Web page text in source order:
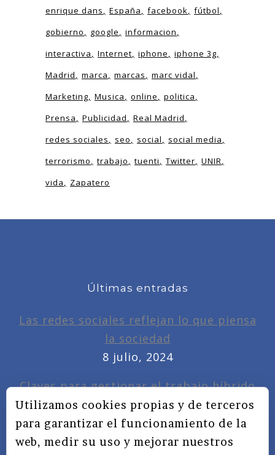
enrique dans
España facebook
fútbol
gobierno
google
informacion
interactiva
Internet iphone
iphone 3g
Madrid
marca marcas
marc vidal
Marketing
Musica online
politica
Prensa
Publicidad
Real Madrid
redes sociales
seo social
social media
terrorismo
trabajo tuenti Twitter
UNIR
vida
Zapatero
Últimas entradas
Las redes sociales reflejan lo que piensa
la sociedad
8 julio, 2024
Claves para gestionar el trabajo híbrido
7 noviembre, 2022
Privacidad, redes sociales y educación
3 septiembre, 2019
Utilizamos cookies propias y de terceros
para garantizar el funcionamiento de la
web, medir su uso y mejorar nuestros